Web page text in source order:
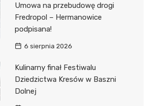
Umowa na przebudowę drogi
Fredropol – Hermanowice
podpisana!
6 sierpnia 2026
Kulinarny finał Festiwalu
Dziedzictwa Kresów w Baszni
Dolnej